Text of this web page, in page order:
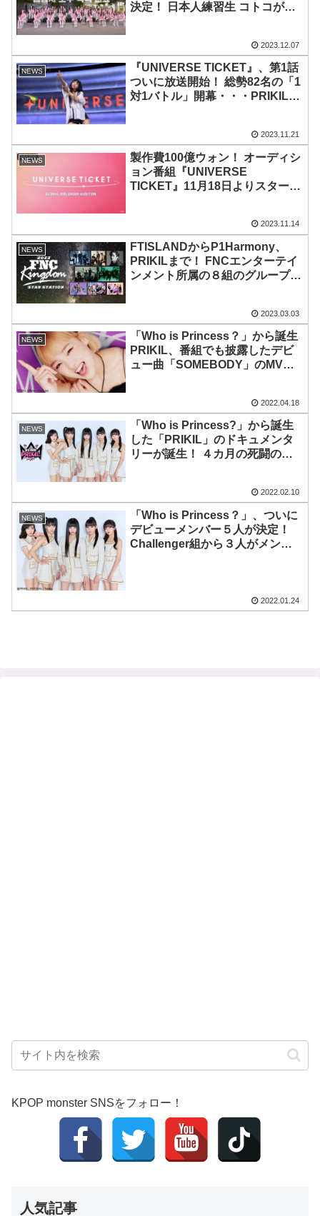
決定！ 日本人練習生 コトコが号
2023.12.07
NEWS
『UNIVERSE TICKET』、第1話
ついに放送開始！ 総勢82名の「1
対1バトル」開幕・・・PRIKILの
DIA出身のクォン・チェウォンが
号泣
2023.11.21
NEWS
製作費100億ウォン！ オーディシ
ョン番組『UNIVERSE
TICKET』11月18日よりスター
定！ ABEMAで日韓同時・国内独
占無料放送
2023.11.14
NEWS
FTISLANDからP1Harmony、
PRIKILまで！ FNCエンターテイ
ンメント所属の８組のグループが
て⾒放題で独占ライブ配信決定
2023.03.03
NEWS
「Who is Princess？」から誕生
PRIKIL、番組でも披露したデビ
ュー曲「SOMEBODY」のMVを
2022.04.18
NEWS
「Who is Princess?」から誕生
した「PRIKIL」のドキュメンタ
リーが誕生！ ４カ月の死闘の
2022.02.10
NEWS
「Who is Princess？」、ついに
デビューメンバー５人が決定！
Challenger組から３人がメンバ
2022.01.24
KPOP monster SNSをフォロー！
人気記事